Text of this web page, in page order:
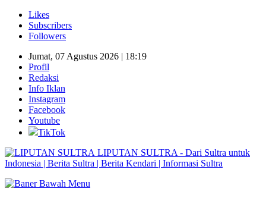
Likes
Subscribers
Followers
Jumat, 07 Agustus 2026 | 18:19
Profil
Redaksi
Info Iklan
Instagram
Facebook
Youtube
TikTok
LIPUTAN SULTRA - Dari Sultra untuk
Indonesia | Berita Sultra | Berita Kendari | Informasi Sultra